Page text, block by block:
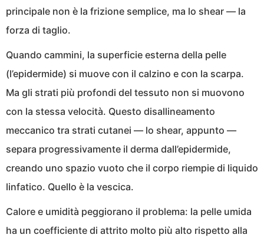
principale non è la frizione semplice, ma lo shear — la
forza di taglio.
Quando cammini, la superficie esterna della pelle
(l’epidermide) si muove con il calzino e con la scarpa.
Ma gli strati più profondi del tessuto non si muovono
con la stessa velocità. Questo disallineamento
meccanico tra strati cutanei — lo shear, appunto —
separa progressivamente il derma dall’epidermide,
creando uno spazio vuoto che il corpo riempie di liquido
linfatico. Quello è la vescica.
Calore e umidità peggiorano il problema: la pelle umida
ha un coefficiente di attrito molto più alto rispetto alla